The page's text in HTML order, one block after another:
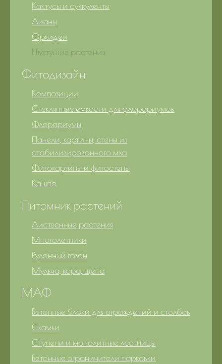
Кактусы и суккуленты
Лианы
Орхидеи
Цветущие растения
Фитодизайн
Композиции
Стеклянные емкости для флорариумов
Флорариумы
Панели, картины, стены из
стабилизированного мха
Фитокартины и фитостены
Кашпо
Питомник растений
Лиственные растения
Многолетники
Рулонный газон
Мульча, кора, щепа
МАФ
Бетонные блоки для ограждений и столбов
Скамьи
Ступени и монолитные лестницы
Бетонные ограничители парковки